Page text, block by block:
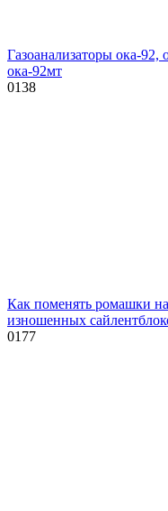
Газоанализаторы ока-92,
ока-92мт
0138
Как поменять ромашки
изношенных
0177